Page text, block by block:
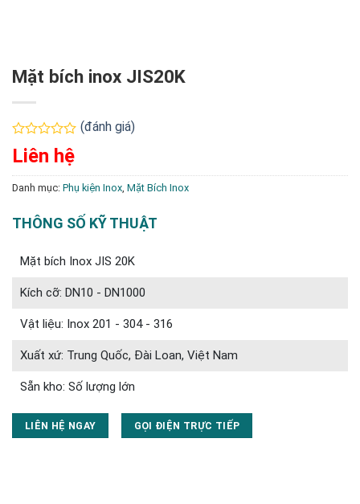
Mặt bích inox JIS20K
Được
xếp
hạng
0
(đánh giá)
Liên hệ
Danh mục: Phụ kiện Inox, Mặt Bích Inox
THÔNG SỐ KỸ THUẬT
Mặt bích Inox JIS 20K
Kích cỡ: DN10 - DN1000
Vật liệu: Inox 201 - 304 - 316
Xuất xứ: Trung Quốc, Đài Loan, Việt Nam
Sẵn kho: Số lượng lớn
LIÊN HỆ NGAY GỌI ĐIỆN TRỰC TIẾP